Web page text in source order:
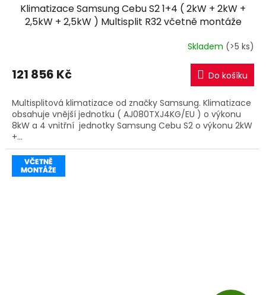
A
R
M
A
Klimatizace Samsung Cebu S2 1+4 ( 2kW + 2kW +
2,5kW + 2,5kW ) Multisplit R32 včetně montáže
Skladem (>5 ks)
121 856 Kč Do košíku
Multisplitová klimatizace od značky Samsung. Klimatizace
obsahuje vnější jednotku ( AJ080TXJ4KG/EU ) o výkonu
8kW a 4 vnitřní jednotky Samsung Cebu S2 o výkonu 2kW
+...